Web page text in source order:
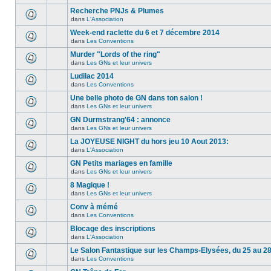
Recherche PNJs & Plumes
dans L'Association
Week-end raclette du 6 et 7 décembre 2014
dans Les Conventions
Murder "Lords of the ring"
dans Les GNs et leur univers
Ludilac 2014
dans Les Conventions
Une belle photo de GN dans ton salon !
dans Les GNs et leur univers
GN Durmstrang'64 : annonce
dans Les GNs et leur univers
La JOYEUSE NIGHT du hors jeu 10 Aout 2013:
dans L'Association
GN Petits mariages en famille
dans Les GNs et leur univers
8 Magique !
dans Les GNs et leur univers
Conv à mémé
dans Les Conventions
Blocage des inscriptions
dans L'Association
Le Salon Fantastique sur les Champs-Elysées, du 25 au
dans Les Conventions